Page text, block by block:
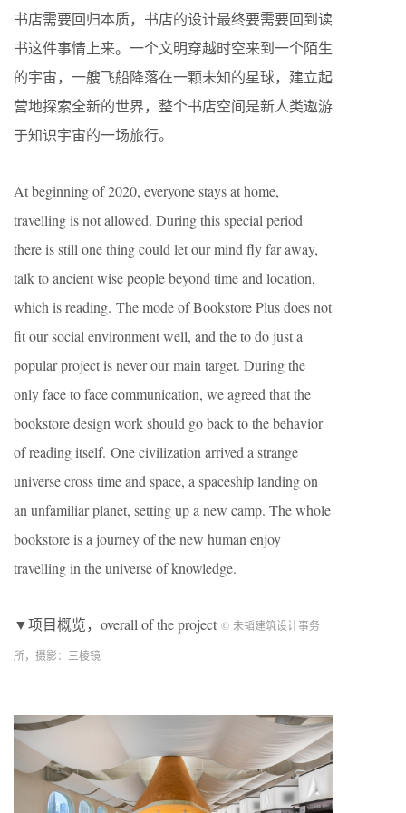
书店需要回归本质，书店的设计最终要需要回到读
书这件事情上来。一个文明穿越时空来到一个陌生
的宇宙，一艘飞船降落在一颗未知的星球，建立起
营地探索全新的世界，整个书店空间是新人类遨游
于知识宇宙的一场旅行。
At beginning of 2020, everyone stays at home,
travelling is not allowed. During this special period
there is still one thing could let our mind fly far away,
talk to ancient wise people beyond time and location,
which is reading. The mode of Bookstore Plus does not
fit our social environment well, and the to do just a
popular project is never our main target. During the
only face to face communication, we agreed that the
bookstore design work should go back to the behavior
of reading itself. One civilization arrived a strange
universe cross time and space, a spaceship landing on
an unfamiliar planet, setting up a new camp. The whole
bookstore is a journey of the new human enjoy
travelling in the universe of knowledge.
▼项目概览，overall of the project © 未韬建筑设计事务
所，摄影：三棱镜